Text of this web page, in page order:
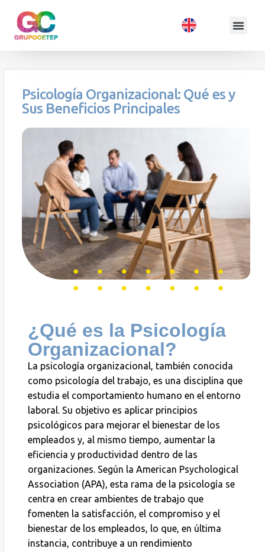
Psicología Organizacional: Qué es y
Sus Beneficios Principales
¿Qué es la Psicología
Organizacional?
La psicología organizacional, también conocida
como psicología del trabajo, es una disciplina que
estudia el comportamiento humano en el entorno
laboral. Su objetivo es aplicar principios
psicológicos para mejorar el bienestar de los
empleados y, al mismo tiempo, aumentar la
eficiencia y productividad dentro de las
organizaciones. Según la American Psychological
Association (APA), esta rama de la psicología se
centra en crear ambientes de trabajo que
fomenten la satisfacción, el compromiso y el
bienestar de los empleados, lo que, en última
instancia, contribuye a un rendimiento